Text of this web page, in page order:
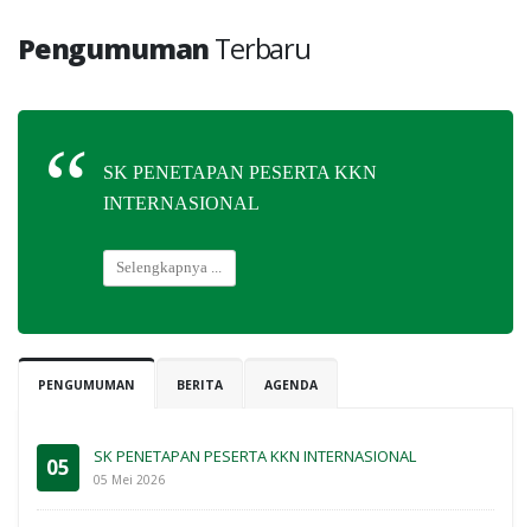
PengumumanTerbaru
SK PENETAPAN PESERTA KKN
INTERNASIONAL
Selengkapnya ...
PENGUMUMAN BERITA AGENDA
05 SK PENETAPAN PESERTA KKN INTERNASIONAL
05 Mei 2026